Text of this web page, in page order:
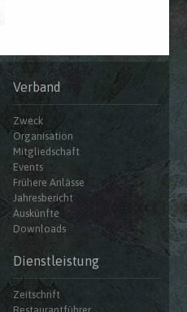
Verband
Zweck
Organisation
Mitgliedschaft
Events
Frühere Anlässe
Jahresbericht
Auskünfte
Downloads
Dienstleistung
Zeitschrift